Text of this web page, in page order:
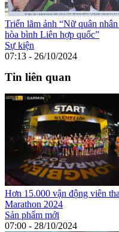
Triển lãm ảnh “Nữ quân
hòa bình Liên hợp quốc”
Sự kiện
07:13 - 26/10/2024
Tin liên quan
Hơn 15.000 vận động viên
Marathon 2024
Sản phẩm mới
07:00 - 28/10/2024